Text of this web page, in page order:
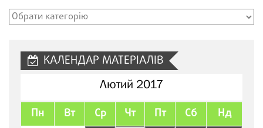
Рубрики
КАЛЕНДАР МАТЕРІАЛІВ
Лютий 2017
Пн Вт Ср Чт Пт Сб Нд